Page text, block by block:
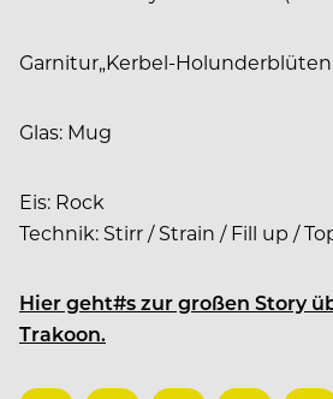
Garnitur„Kerbel-
Glas: Mug
Eis: Rock
Technik: Stirr / Strain / Fill up /
Hier geht#s zur großen Story
Trakoon.